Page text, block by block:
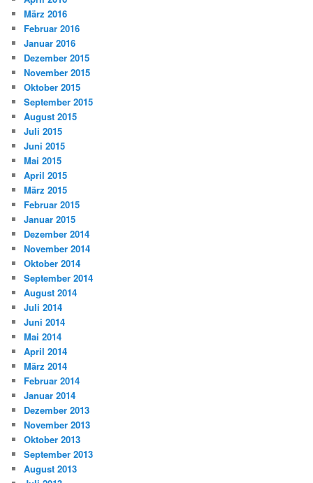
März 2016
Februar 2016
Januar 2016
Dezember 2015
November 2015
Oktober 2015
September 2015
August 2015
Juli 2015
Juni 2015
Mai 2015
April 2015
März 2015
Februar 2015
Januar 2015
Dezember 2014
November 2014
Oktober 2014
September 2014
August 2014
Juli 2014
Juni 2014
Mai 2014
April 2014
März 2014
Februar 2014
Januar 2014
Dezember 2013
November 2013
Oktober 2013
September 2013
August 2013